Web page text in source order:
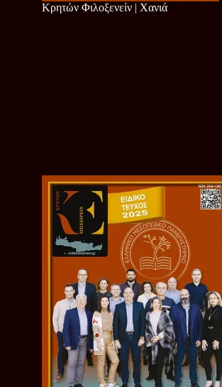
Κρητών Φιλοξενείν | Χανιά